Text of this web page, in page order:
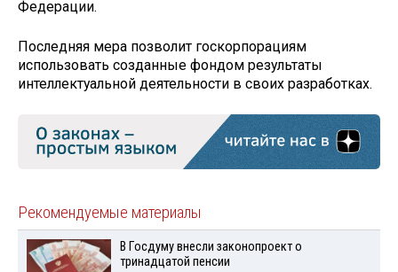
Федерации.
Последняя мера позволит госкорпорациям
использовать созданные фондом результаты
интеллектуальной деятельности в своих разработках.
Рекомендуемые материалы
В Госдуму внесли законопроект о
тринадцатой пенсии